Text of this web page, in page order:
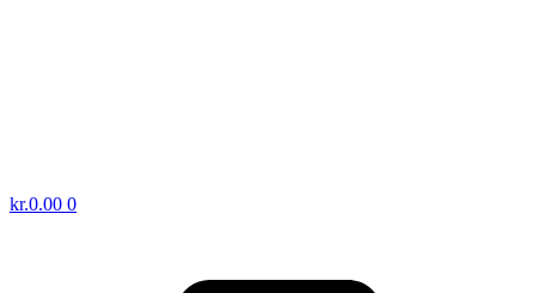
kr.0.00 0